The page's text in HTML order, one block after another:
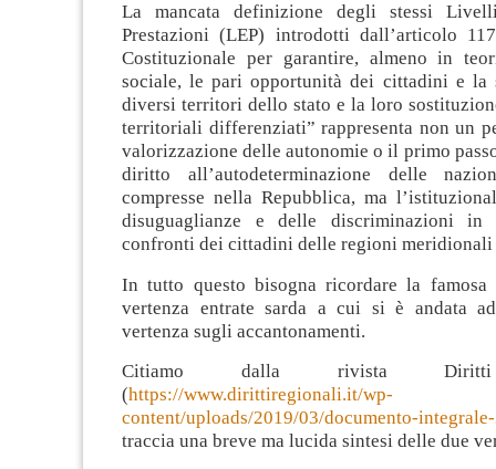
La mancata definizione degli stessi
Prestazioni (LEP) introdotti dall’articolo
Costituzionale per garantire, almeno in
sociale, le pari opportunità dei cittadini e la
diversi territori dello stato e la loro
territoriali differenziati” rappresenta non un
valorizzazione delle autonomie o il primo
diritto all’autodeterminazione delle
compresse nella Repubblica, ma
disuguaglianze e delle discriminazioni in
confronti dei cittadini delle regioni meridionali
In tutto questo bisogna ricordare la famosa
vertenza entrate sarda a cui si è andata
vertenza sugli accantonamenti.
Citiamo dalla rivista Diritti
(https://www.dirittiregionali.it/wp-
content/uploads/2019/03/documento-
traccia una breve ma lucida sintesi delle due